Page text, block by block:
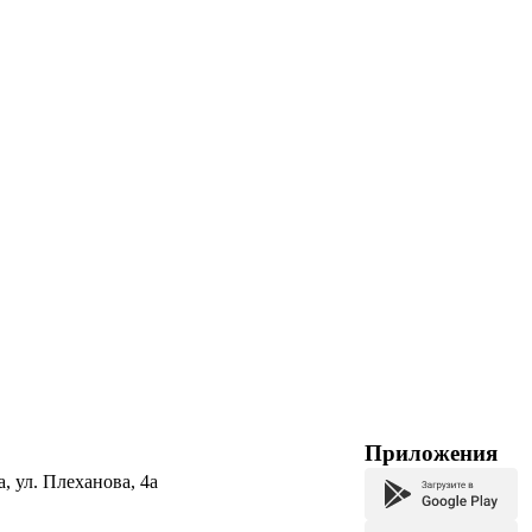
ул. Плеханова, 4а
Приложения